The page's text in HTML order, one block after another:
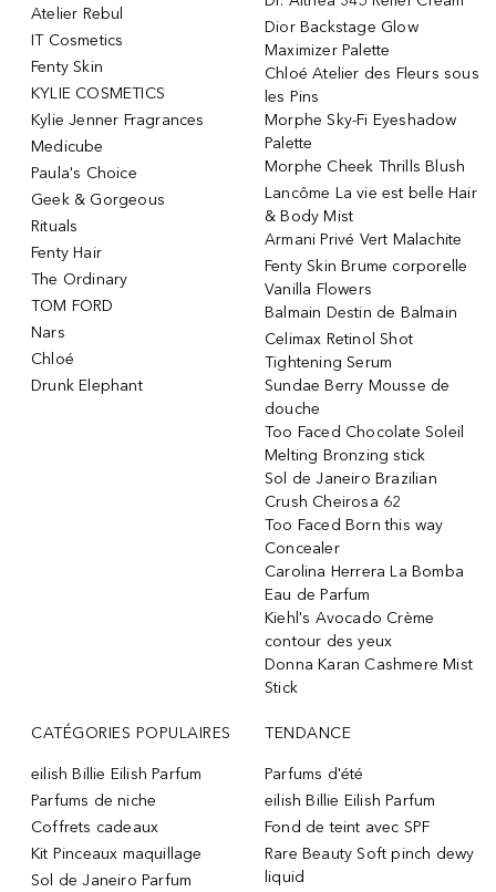
Atelier Rebul
IT Cosmetics
Fenty Skin
KYLIE COSMETICS
Kylie Jenner Fragrances
Medicube
Paula's Choice
Geek & Gorgeous
Rituals
Fenty Hair
The Ordinary
TOM FORD
Nars
Chloé
Drunk Elephant
Dior Backstage Glow
Maximizer Palette
Chloé Atelier des Fleurs sous
les Pins
Morphe Sky-Fi Eyeshadow
Palette
Morphe Cheek Thrills Blush
Lancôme La vie est belle Hair
& Body Mist
Armani Privé Vert Malachite
Fenty Skin Brume corporelle
Vanilla Flowers
Balmain Destin de Balmain
Celimax Retinol Shot
Tightening Serum
Sundae Berry Mousse de
douche
Too Faced Chocolate Soleil
Melting Bronzing stick
Sol de Janeiro Brazilian
Crush Cheirosa 62
Too Faced Born this way
Concealer
Carolina Herrera La Bomba
Eau de Parfum
Kiehl's Avocado Crème
contour des yeux
Donna Karan Cashmere Mist
Stick
CATÉGORIES POPULAIRES
eilish Billie Eilish Parfum
Parfums de niche
Coffrets cadeaux
Kit Pinceaux maquillage
Sol de Janeiro Parfum
TENDANCE
Parfums d'été
eilish Billie Eilish Parfum
Fond de teint avec SPF
Rare Beauty Soft pinch dewy
liquid